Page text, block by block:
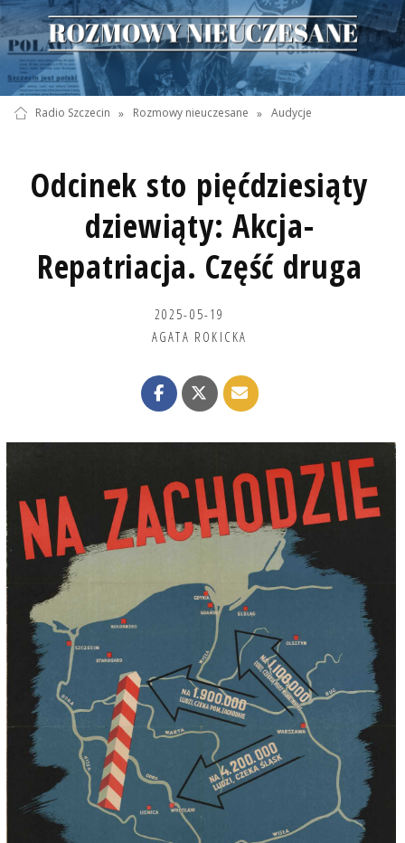
Radio Szczecin » Rozmowy nieuczesane » Audycje
Odcinek sto pięćdziesiąty
dziewiąty: Akcja-
Repatriacja. Część druga
2025-05-19
AGATA ROKICKA